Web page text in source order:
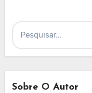
Sobre O Autor